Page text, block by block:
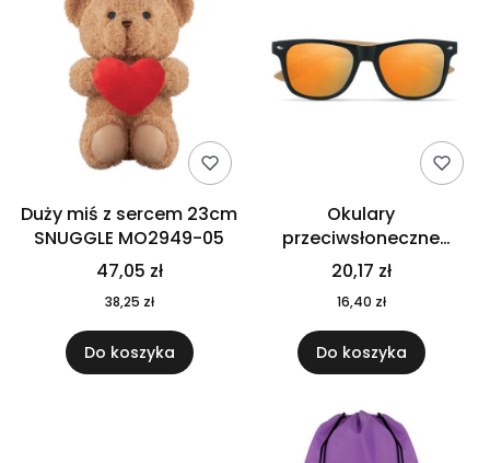
Duży miś z sercem 23cm
SNUGGLE MO2949-05
47,05 zł
38,25 zł
Do koszyka
Okulary
przeciwsłoneczne
CALIFORNIA TOUCH
MO9617-10
20,17 zł
16,40 zł
Do koszyka